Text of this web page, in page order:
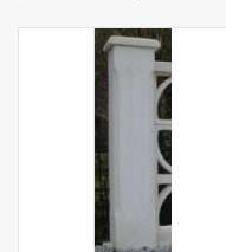
Gewicht: 53 KG
Bestellen enkel in winkel,